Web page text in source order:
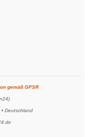
gemäß GPSR
Deutschland